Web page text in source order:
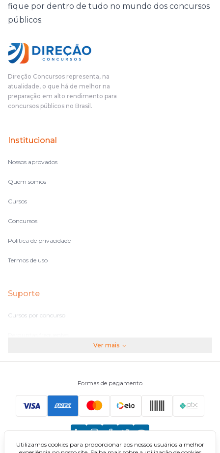
fique por dentro de tudo no mundo dos concursos
públicos.
Direção Concursos representa, na
atualidade, o que há de melhor na
preparação em alto rendimento para
concursos públicos no Brasil.
Institucional
Nossos aprovados
Quem somos
Cursos
Concursos
Política de privacidade
Termos de uso
Suporte
Cursos por concurso
Principais Concursos
CNU
TCU
Ver mais
Formas de pagamento
Utilizamos cookies para proporcionar aos nossos usuários a melhor